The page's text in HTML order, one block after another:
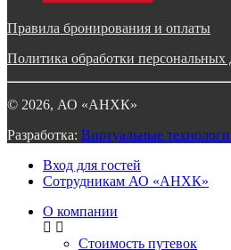
Правила бронирования и оплаты
Политика обработки
© 2026, АО «АНХК»
Разработка: Виртуальные
Вход для гостей
Сотрудникам АО «АНХК»
О компании
Стоимость путевок